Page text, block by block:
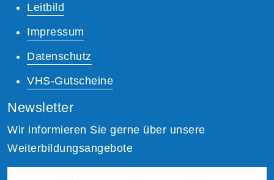
Leitbild
Impressum
Datenschutz
VHS-Gutscheine
Newsletter
Wir informieren Sie gerne über unsere
Weiterbildungsangebote